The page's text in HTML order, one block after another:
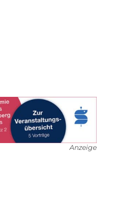
Anzeige